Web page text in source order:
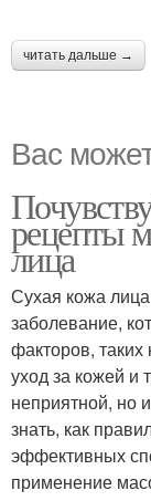
читать дальше →
Вас
рецепты
лица
Сухая кожа
заболевание,
факторов, таких
уход за кожей и
неприятной, но
знать, как
эффективных
применение